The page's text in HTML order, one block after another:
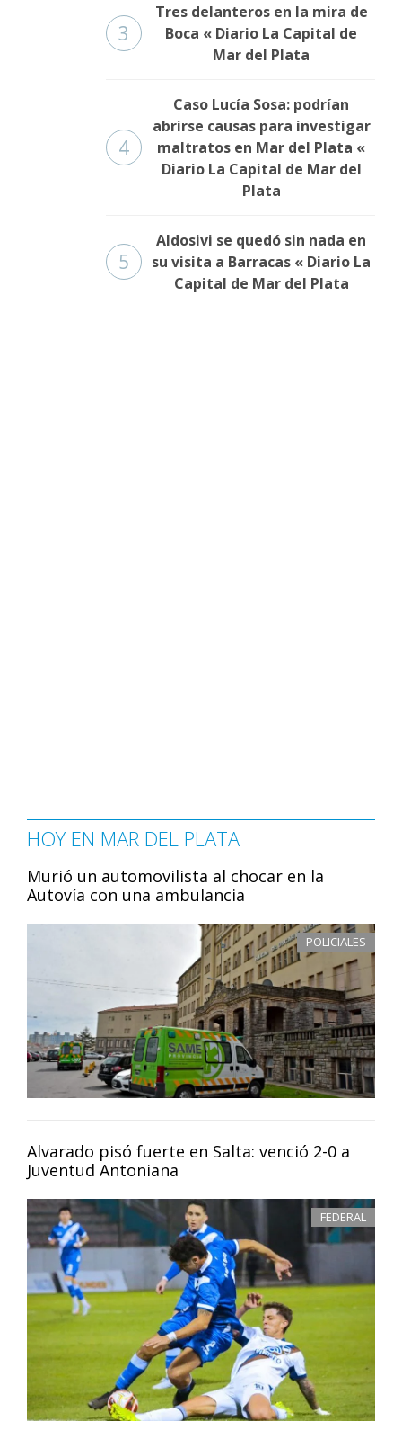
3
Tres delanteros en la mira de
Boca « Diario La Capital de
Mar del Plata
4
Caso Lucía Sosa: podrían
abrirse causas para investigar
maltratos en Mar del Plata «
Diario La Capital de Mar del
Plata
5
Aldosivi se quedó sin nada en
su visita a Barracas « Diario La
Capital de Mar del Plata
HOY EN MAR DEL PLATA
Murió un automovilista al chocar en la
Autovía con una ambulancia
POLICIALES
Alvarado pisó fuerte en Salta: venció 2-0 a
Juventud Antoniana
FEDERAL